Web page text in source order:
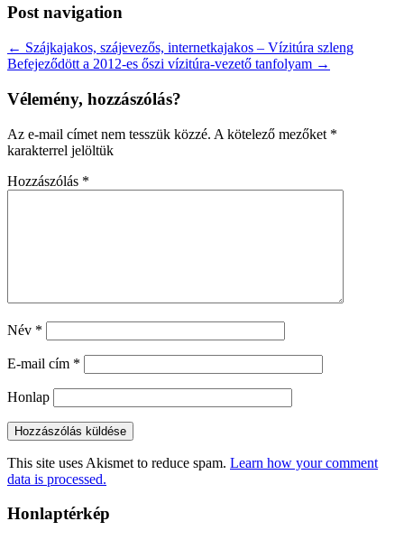
Post navigation
← Szájkajakos, szájevezős, internetkajakos – Vízitúra szleng
Befejeződött a 2012-es őszi vízitúra-vezető tanfolyam →
Vélemény, hozzászólás?
Az e-mail címet nem tesszük közzé. A kötelező mezőket *
karakterrel jelöltük
Hozzászólás *
Név *
E-mail cím *
Honlap
This site uses Akismet to reduce spam. Learn how your comment
data is processed.
Honlaptérkép